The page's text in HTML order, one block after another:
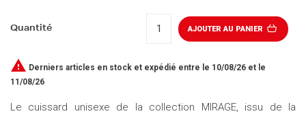
Quantité AJOUTER AU PANIER
 Derniers articles en stock et expédié entre le 10/08/26 et le
11/08/26
Le cuissard unisexe de la collection MIRAGE, issu de la